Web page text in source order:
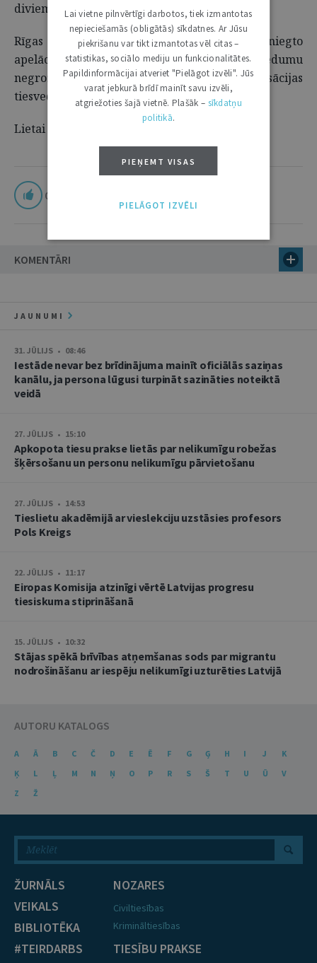
diviem gadiem.
Rīgas apgabaltiesa, izskatījusi aizstāvja iesniegto
apelācijas sūdzību, atstāja rajona tiesas spriedumu
negrozītu. Tā kā lietā netika ierosināta kasācijas
tiesvedība, šis lēmums ir stājies spēkā.
Lietai ir slēgtas lietas statuss.
0
KOMENTĀRI
JAUNUMI
31. JŪLIJS • 08:46
Iestāde nevar bez brīdinājuma mainīt oficiālās saziņas
kanālu, ja persona lūgusi turpināt sazināties noteiktā
veidā
27. JŪLIJS • 15:10
Apkopota tiesu prakse lietās par nelikumīgu robežas
šķērsošanu un personu nelikumīgu pārvietošanu
27. JŪLIJS • 14:53
Tieslietu akadēmijā ar vieslekciju uzstāsies profesors
Pols Kreigs
22. JŪLIJS • 11:17
Eiropas Komisija atzinīgi vērtē Latvijas progresu
tiesiskuma stiprināšanā
15. JŪLIJS • 10:32
Stājas spēkā brīvības atņemšanas sods par migrantu
nodrošināšanu ar iespēju nelikumīgi uzturēties Latvijā
AUTORU KATALOGS
A Ā B C Č D E Ē F G Ģ H I J
K
Ķ
L Ļ M N Ņ O P R S Š T U Ū
V
Z
Ž
ŽURNĀLS
VEIKALS
BIBLIOTĒKA
#TEIRDARBS
NOZARES
Civiltiesības
Krimināltiesības
TIESĪBU PRAKSE
Lai vietne pilnvērtīgi darbotos, tiek izmantotas
nepieciešamās (obligātās) sīkdatnes. Ar Jūsu
piekrišanu var tikt izmantotas vēl citas –
statistikas, sociālo mediju un funkcionalitātes.
Papildinformācijai atveriet "Pielāgot izvēli". Jūs
varat jebkurā brīdī mainīt savu izvēli,
atgriežoties šajā vietnē. Plašāk – sīkdatņu
politikā.
PIEŅEMT VISAS
PIELĀGOT IZVĒLI